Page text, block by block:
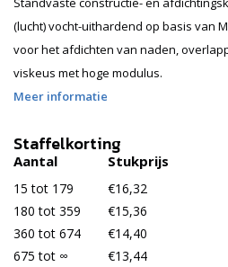
(lucht) vocht-uithardend op basis van
voor het afdichten van naden,
viskeus met hoge modulus.
Meer informatie
Staffelkorting
Aantal Stukprijs
15 tot 179
€16,32
180 tot 359
€15,36
360 tot 674
€14,40
675 tot ∞
€13,44